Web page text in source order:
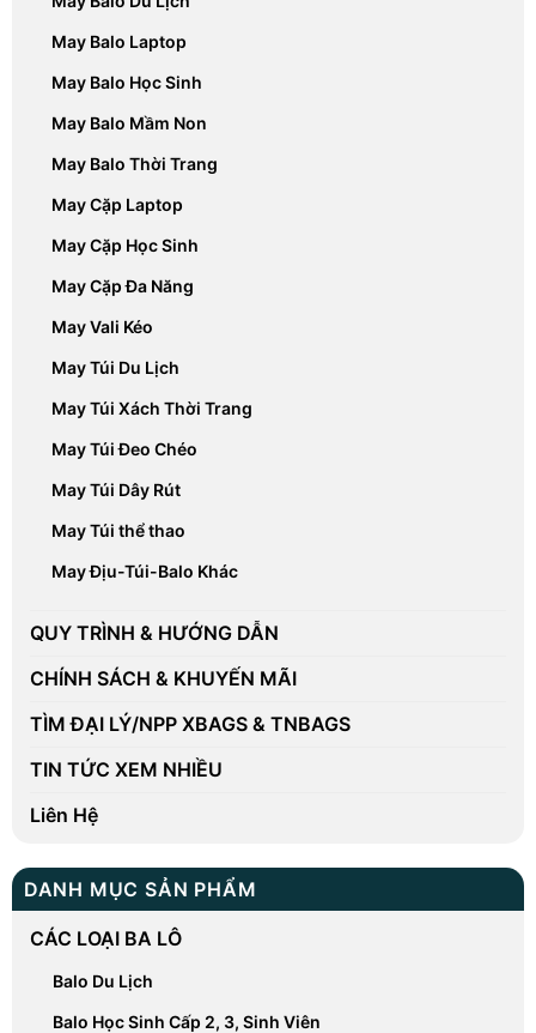
May Balo Laptop
May Balo Học Sinh
May Balo Mầm Non
May Balo Thời Trang
May Cặp Laptop
May Cặp Học Sinh
May Cặp Đa Năng
May Vali Kéo
May Túi Du Lịch
May Túi Xách Thời Trang
May Túi Đeo Chéo
May Túi Dây Rút
May Túi thể thao
May Địu-Túi-Balo Khác
QUY TRÌNH & HƯỚNG DẪN
CHÍNH SÁCH & KHUYẾN MÃI
TÌM ĐẠI LÝ/NPP XBAGS & TNBAGS
TIN TỨC XEM NHIỀU
Liên Hệ
DANH MỤC SẢN PHẨM
CÁC LOẠI BA LÔ
Balo Du Lịch
Balo Học Sinh Cấp 2, 3, Sinh Viên